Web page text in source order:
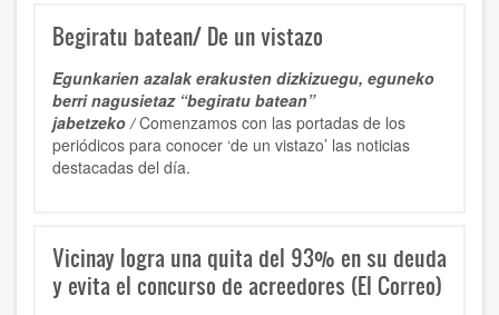
Begiratu batean/ De un vistazo
Egunkarien azalak erakusten dizkizuegu, eguneko
berri nagusietaz “begiratu batean”
jabetzeko /Comenzamos con las portadas de los
periódicos para conocer ‘de un vistazo’ las noticias
destacadas del día.
Vicinay logra una quita del 93% en su deuda
y evita el concurso de acreedores (El Correo)